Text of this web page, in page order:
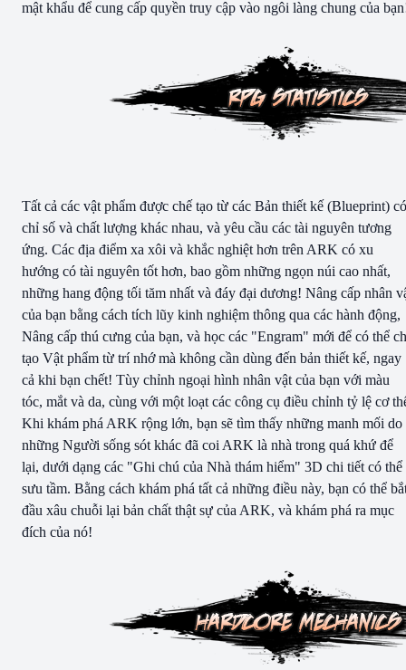
mật khẩu để cung cấp quyền truy cập vào ngôi làng chung của
Tất cả các vật phẩm được chế tạo từ các Bản thiết kế (Blueprint) có
chỉ số và chất lượng khác nhau, và yêu cầu các tài nguyên tương
ứng. Các địa điểm xa xôi và khắc nghiệt hơn trên ARK có xu
hướng có tài nguyên tốt hơn, bao gồm những ngọn núi cao nhất,
những hang động tối tăm nhất và đáy đại dương! Nâng cấp nhân
của bạn bằng cách tích lũy kinh nghiệm thông qua các hành động,
Nâng cấp thú cưng của bạn, và học các "Engram" mới để có thể
tạo Vật phẩm từ trí nhớ mà không cần dùng đến bản thiết kế, ngay
cả khi bạn chết! Tùy chỉnh ngoại hình nhân vật của bạn với màu
tóc, mắt và da, cùng với một loạt các công cụ điều chỉnh tỷ lệ cơ
Khi khám phá ARK rộng lớn, bạn sẽ tìm thấy những manh mối do
những Người sống sót khác đã coi ARK là nhà trong quá khứ để
lại, dưới dạng các "Ghi chú của Nhà thám hiểm" 3D chi tiết có thể
sưu tầm. Bằng cách khám phá tất cả những điều này, bạn có thể
đầu xâu chuỗi lại bản chất thật sự của ARK, và khám phá ra mục
đích của nó!